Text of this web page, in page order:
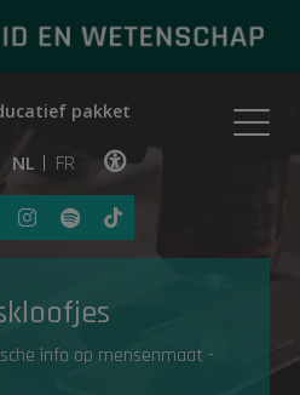
pakket
NL FR
op deze link om
info op mensenmaat -